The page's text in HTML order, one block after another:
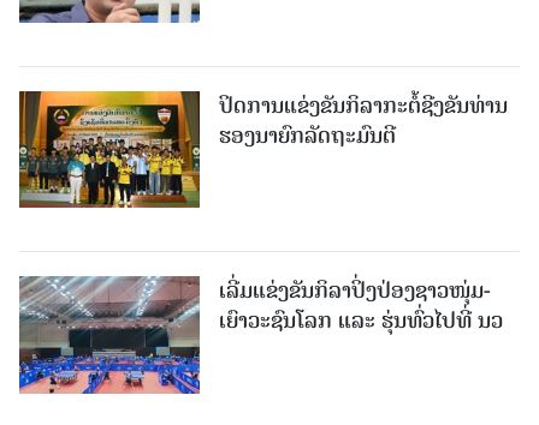
ປິດການແຂ່ງຂັນກິລາກະຕໍ້ຊີງຂັນທ່ານ
ຮອງນາຍົກລັດຖະມົນຕີ
ເລີ່ມແຂ່ງຂັນກິລາປິ່ງປ່ອງຊາວໜຸ່ມ-
ເຍົາວະຊົນໂລກ ແລະ ຮຸ່ນທົ່ວໄປທີ່ ນວ